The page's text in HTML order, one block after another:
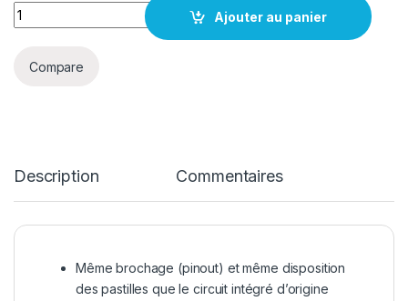
quantité IC S2MPU03
Ajouter au panier
Compare
Description Commentaires
Même brochage (pinout) et même disposition
des pastilles que le circuit intégré d’origine